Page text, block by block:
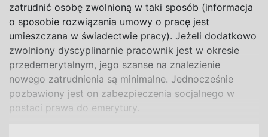
zatrudnić osobę zwolnioną w taki sposób (informacja
o sposobie rozwiązania umowy o pracę jest
umieszczana w świadectwie pracy). Jeżeli dodatkowo
zwolniony dyscyplinarnie pracownik jest w okresie
przedemerytalnym, jego szanse na znalezienie
nowego zatrudnienia są minimalne. Jednocześnie
pozbawiony jest on zabezpieczenia socjalnego w
postaci prawa do emerytury.